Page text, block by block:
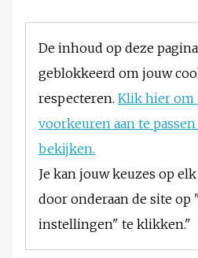
De inhoud op deze
geblokkeerd om jouw
respecteren. Klik hier om
voorkeuren aan te
bekijken.
Je kan jouw keuzes op
door onderaan de site op
instellingen" te klikken."